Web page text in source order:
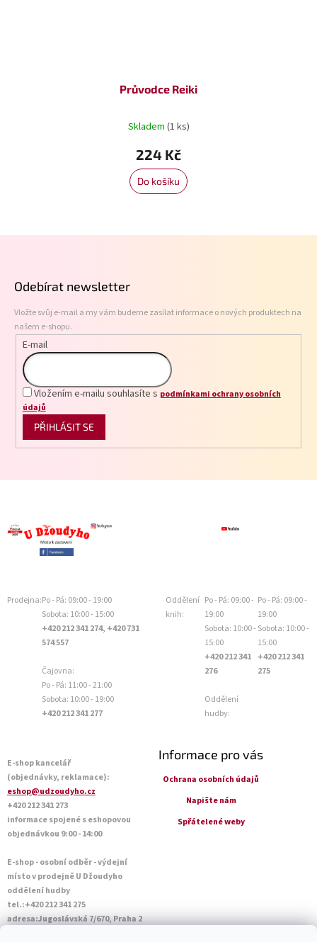
Průvodce Reiki
Skladem (1 ks)
224 Kč
Do košíku
Odebírat newsletter
Vložte svůj e-mail a my vám budeme zasílat informace o nových produktech na
našem e-shopu.
E-mail
Vložením e-mailu souhlasíte s podmínkami ochrany osobních
údajů
PŘIHLÁSIT SE
Prodejna:Po - Pá: 09:00 - 19:00
Sobota: 10:00 - 15:00
+420 212 341 274, +420 731
574 557
Čajovna:
Po - Pá: 11:00 - 21:00
Sobota: 10:00 - 19:00
+420 212 341 277
Oddělení
knih:
Po - Pá: 09:00 -
19:00
Sobota: 10:00 -
15:00
+420 212 341
276
Oddělení
hudby:
Po - Pá: 09:00 -
19:00
Sobota: 10:00 -
15:00
+420 212 341
275
E-shop kancelář
(objednávky, reklamace):
eshop@udzoudyho.cz
+420 212 341 273
informace spojené s eshopovou
objednávkou 9:00 - 14:00
E-shop - osobní odběr - výdejní
místo v prodejně U Džoudyho
oddělení hudby
tel.:+420 212 341 275
adresa:Jugoslávská 7/670, Praha 2
Informace pro vás
Ochrana osobních údajů
Napište nám
Spřátelené weby